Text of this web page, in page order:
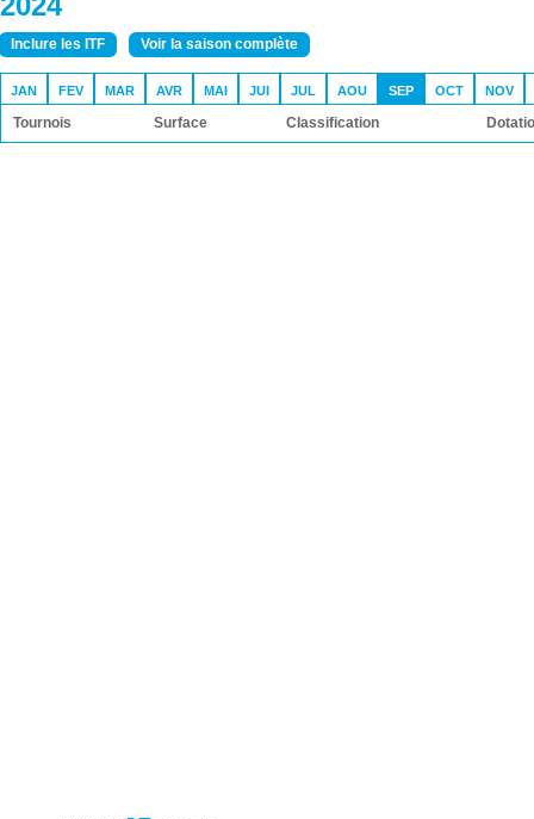
Inclure les ITF Voir la saison complète
JAN FEV MAR AVR MAI JUI JUL AOU SEP OCT NOV
Tournois Surface Classification